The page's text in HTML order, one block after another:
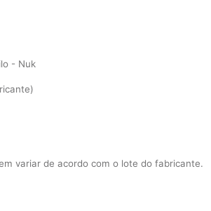
- Nuk
variar de acordo com o lote do fabricante.